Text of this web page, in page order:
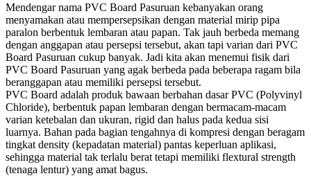
Mendengar nama PVC Board Pasuruan kebanyakan orang
menyamakan atau mempersepsikan dengan material mirip pipa
paralon berbentuk lembaran atau papan. Tak jauh berbeda memang
dengan anggapan atau persepsi tersebut, akan tapi varian dari PVC
Board Pasuruan cukup banyak. Jadi kita akan menemui fisik dari
PVC Board Pasuruan yang agak berbeda pada beberapa ragam bila
beranggapan atau memiliki persepsi tersebut.
PVC Board adalah produk bawaan berbahan dasar PVC (Polyvinyl
Chloride), berbentuk papan lembaran dengan bermacam-macam
varian ketebalan dan ukuran, rigid dan halus pada kedua sisi
luarnya. Bahan pada bagian tengahnya di kompresi dengan beragam
tingkat density (kepadatan material) pantas keperluan aplikasi,
sehingga material tak terlalu berat tetapi memiliki flextural strength
(tenaga lentur) yang amat bagus.